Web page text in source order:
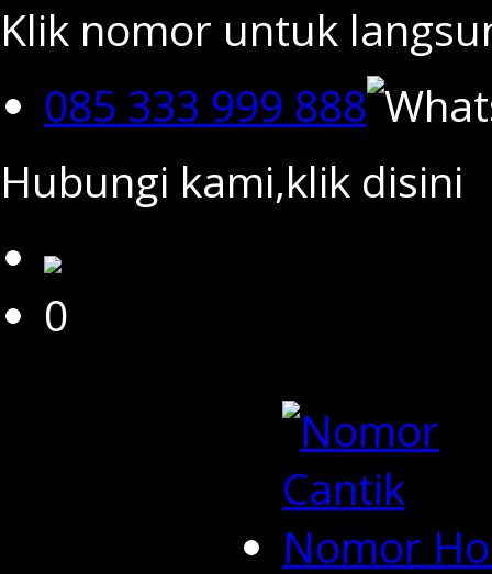
Klik nomor untuk
085 333 999 888
Hubungi kami,klik disini
0